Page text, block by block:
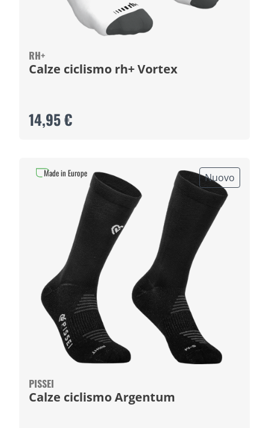
RH+
Calze ciclismo rh+ Vortex
14,95 €
Nuovo
PISSEI
Calze ciclismo Argentum
Made in Europe